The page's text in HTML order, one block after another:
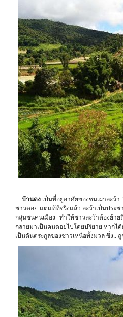
บ้านดง เป็นที่อยู่อาศัยของชนเผ่าละว้า
ชาวดอย แต่แท้ที่จริงแล้ว ละว้าเป็นประ
กลุ่มชนคนเมือง ทำให้ชาวละว้าต้องย้า
กลายมาเป็นคนดอยไปโดยปริยาย หาก
เป็นต้นตระกูลของชาวเหนือทั้งมวล ซึ่ง.. ถู